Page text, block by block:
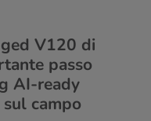
V120 di
passo
AI-ready
campo